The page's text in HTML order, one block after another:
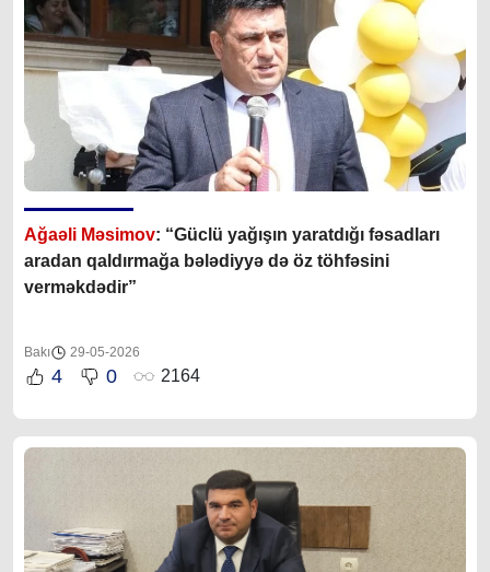
Ağaəli Məsimov: “Güclü yağışın yaratdığı fəsadları
aradan qaldırmağa bələdiyyə də öz töhfəsini
verməkdədir”
Bakı 29-05-2026
4 0 2164